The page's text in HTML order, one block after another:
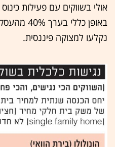
אולי בשווקים עם פעילות
באופן
נקלעו למצוקה פיננסית.